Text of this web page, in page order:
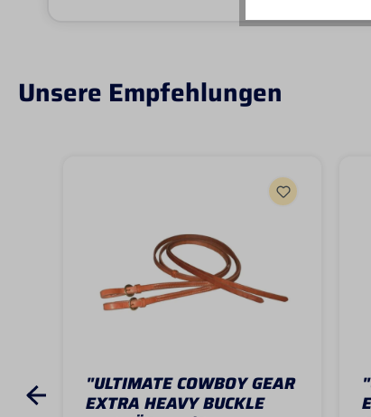
Unsere Empfehlungen
"ULTIMATE COWBOY GEAR
EXTRA HEAVY BUCKLE